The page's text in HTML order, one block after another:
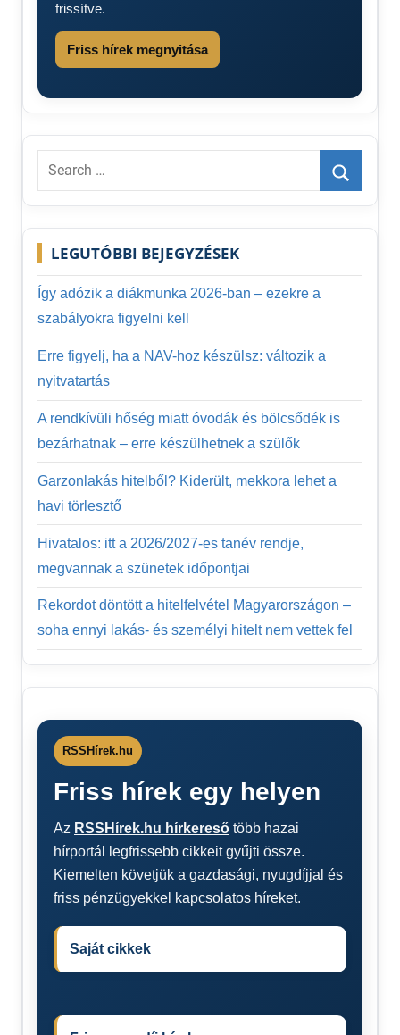
frissítve.
Friss hírek megnyitása
Search
Search
LEGUTÓBBI BEJEGYZÉSEK
Így adózik a diákmunka 2026-ban – ezekre a
szabályokra figyelni kell
Erre figyelj, ha a NAV-hoz készülsz: változik a
nyitvatartás
A rendkívüli hőség miatt óvodák és bölcsődék is
bezárhatnak – erre készülhetnek a szülők
Garzonlakás hitelből? Kiderült, mekkora lehet a
havi törlesztő
Hivatalos: itt a 2026/2027-es tanév rendje,
megvannak a szünetek időpontjai
Rekordot döntött a hitelfelvétel Magyarországon –
soha ennyi lakás- és személyi hitelt nem vettek fel
RSSHírek.hu
Friss hírek egy helyen
Az RSSHírek.hu hírkereső több hazai
hírportál legfrissebb cikkeit gyűjti össze.
Kiemelten követjük a gazdasági, nyugdíjjal és
friss pénzügyekkel kapcsolatos híreket.
Saját cikkek